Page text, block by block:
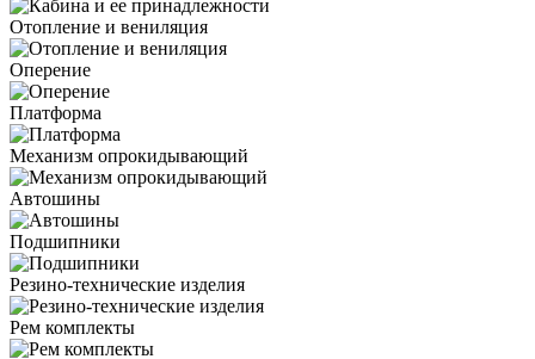
Отопление и вениляция
Оперение
Платформа
Механизм опрокидывающий
Автошины
Подшипники
Резино-технические изделия
Рем комплекты